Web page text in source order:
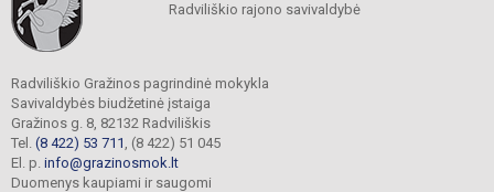
Radviliškio rajono savivaldybė
Radviliškio Gražinos pagrindinė mokykla
Savivaldybės biudžetinė įstaiga
Gražinos g. 8, 82132 Radviliškis
Tel. (8 422) 53 711 , (8 422) 51 045
El. p. info@grazinosmok.lt
Duomenys kaupiami ir saugomi